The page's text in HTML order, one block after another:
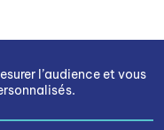
l’audience et vous